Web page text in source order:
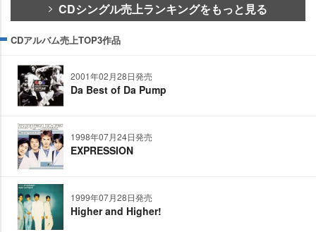
CDシングル売上ランキングをもっと見る
CDアルバム売上TOP3作品
2001年02月28日発売
Da Best of Da Pump
1998年07月24日発売
EXPRESSION
1999年07月28日発売
Higher and Higher!